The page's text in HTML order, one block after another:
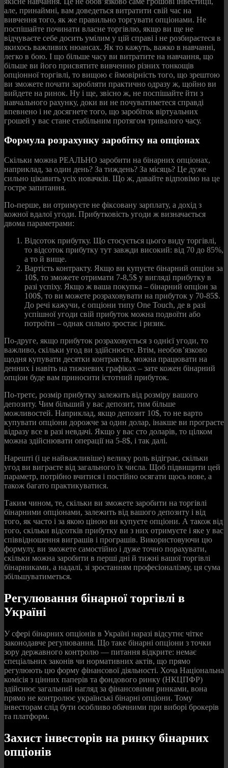
але, принаймні, вам доведеться витратити свій час на
вивчення того, як же правильно торгувати опціонами. Не
поспішайте починати власне торгівлю, якщо ви ще не
відчуваєте себе досить умілим у цій справі і не розбираєтеся в
якихось важливих нюансах. Як то кажуть, важко в навчанні,
легко в бою. І що більше часу ви витратите на навчання, що
більше ви його присвятите вивченню різних тонкощів
опціонної торгівлі, то вищою є ймовірність того, що зрештою
ви зможете почати заробляти практично одразу ж, щойно ви
вийдете на ринок. Ну і ще, звісно ж, не поспішайте йти з
навчального рахунку, доки ви не почуватиметеся справді
впевнено і не досягнете того, що заробіток віртуальних
грошей у вас стане стабільним протягом тривалого часу.
Формула розрахунку заробітку на опціонах
Скільки можна РЕАЛЬНО заробити на бінарних опціонах,
наприклад, за один день? За тиждень? За місяць? Це дуже
сильно цікавить усіх новачків. Що ж, давайте відповімо на це
гостре запитання.
По-перше, ви отримуєте не фіксовану зарплату, а дохід з
кожної вдалої угоди. Прибутковість угоди ж визначається
двома параметрами:
Відсоток прибутку. Що стосується цього виду торгівлі,
то відсоток прибутку тут завжди високий: від 70 до 85%,
а то й вище.
Вартість контракту. Якщо ви купуєте бінарний опціон за
10$, то зможете отримати 7-8,5$ у вигляді прибутку в
разі успіху. Якщо ж ваша покупка – бінарний опціон за
100$, то ви можете розраховувати на прибуток у 70-85$.
До речі кажучи, є опціони типу One Touch, де в разі
успішної угоди свій прибуток можна подвоїти або
потроїти – однак сильно зростає і ризик.
По-друге, якщо прибуток розраховується з однієї угоди, то
важливо, скільки угод ви здійснюєте. Втім, необов’язково
щодня купувати десятки контрактів, можна працювати на
денних і навіть на тижневих графіках – зате кожен бінарний
опціон буде вам приносити істотний прибуток.
По-третє, розмір прибутку залежить від розміру вашого
депозиту. Чим більший у вас депозит, тим більше
можливостей. Наприклад, якщо депозит 10$, то не варто
купувати опціони дорожче за один долар, інакше ви програєте
відразу все в разі невдачі. Якщо у вас сто доларів, то цілком
можна здійснювати операції на 5-8$, і так далі.
Нарешті (і це найважливіше) велику роль відіграє, скільки
угод ви виграєте від загального їх числа. Щоб підвищити цей
параметр, потрібно вчитися і постійно осягати щось нове, а
також багато практикуватися.
Таким чином, те, скільки ви зможете заробити на торгівлі
бінарними опціонами, залежить від вашого депозиту і від
того, як часто і за якою ціною ви купуєте опціони. А також від
того, скільки відсотків прибутку ви з них отримуєте і яке у вас
співвідношення виграшів і програшів. Використовуючи цю
формулу, ви зможете самостійно і дуже точно порахувати,
скільки можна заробити в перші дні й тижні вашої торгівлі
бінарниками, а надалі, зі зростанням професіоналізму, ця сума
збільшуватиметься.
Регулювання бінарної торгівлі в
Україні
У сфері бінарних опціонів в Україні наразі відсутнє чітке
законодавче регулювання. Що таке бінарні опціони з точки
зору державного контролю — питання відкрите: немає
спеціальних законів чи нормативних актів, що прямо
регулюють цю форму фінансової діяльності. Хоча Національна
комісія з цінних паперів та фондового ринку (НКЦПФР)
здійснює загальний нагляд за фінансовими ринками, вона
прямо не контролює українські бінарні опціони. Тому
інвесторам слід бути особливо обачними при виборі брокерів
та платформ.
Захист інвесторів на ринку бінарних
опціонів